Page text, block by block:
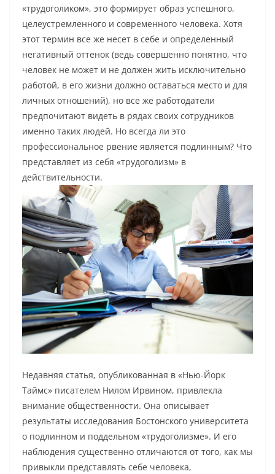
«трудоголиком», это формирует образ успешного,
целеустремленного и современного человека. Хотя
этот термин все же несет в себе и определенный
негативный оттенок (ведь совершенно понятно, что
человек не может и не должен жить исключительно
работой, в его жизни должно оставаться место и для
личных отношений), но все же работодатели
предпочитают видеть в рядах своих сотрудников
именно таких людей. Но всегда ли это
профессиональное рвение является подлинным? Что
представляет из себя «трудоголизм» в
действительности.
Недавняя статья, опубликованная в «Нью-Йорк
Таймс» писателем Нилом Ирвином, привлекла
внимание общественности. Она описывает
результаты исследования Бостонского университета
о подлинном и поддельном «трудоголизме». И его
наблюдения существенно отличаются от того, как мы
привыкли представлять себе человека,